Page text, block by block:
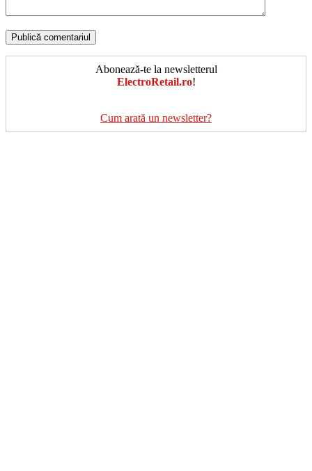
Abonează-te la newsletterul
ElectroRetail.ro!
Cum arată un newsletter?